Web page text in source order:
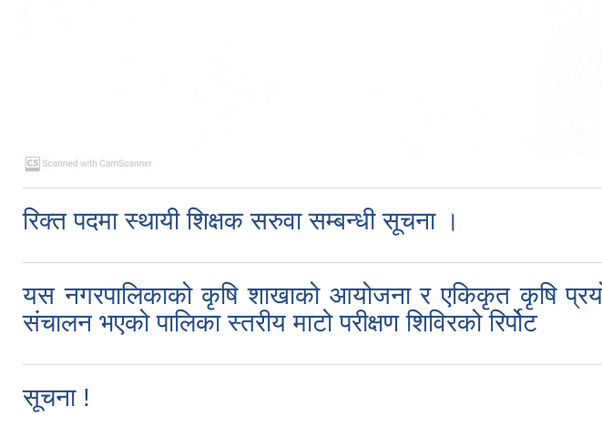
रिक्त पदमा स्थायी शिक्षक सरुवा सम्बन्धी सूचना ।
यस नगरपालिकाको कृषि शाखाको आयोजना र एकिकृत कृषि
संचालन भएको पालिका स्तरीय माटो परीक्षण शिविरको रिर्पोट
सूचना !